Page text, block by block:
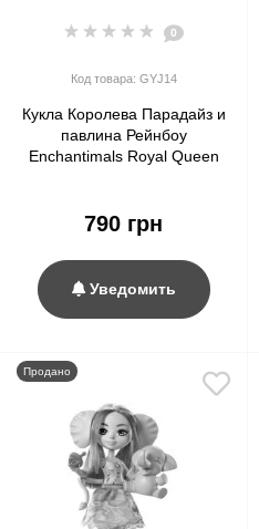
0
Код товара: GYJ14
Кукла Королева Парадайз и
павлина Рейнбоу
Enchantimals Royal Queen
790 грн
Уведомить
Продано